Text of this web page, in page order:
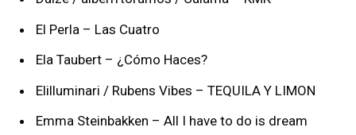
El Perla – Las Cuatro
Ela Taubert – ¿Cómo Haces?
Elilluminari / Rubens Vibes – TEQUILA Y LIMON
Emma Steinbakken – All I have to do is dream